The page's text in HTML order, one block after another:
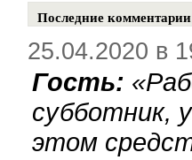
Последние комментарии
25.04.2020 в
Гость: «
субботник,
этом